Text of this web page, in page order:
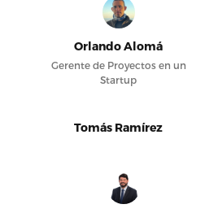
Orlando Alomá
Gerente de Proyectos en un
Startup
Tomás Ramírez